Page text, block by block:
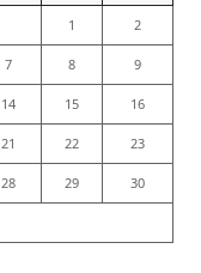
1
2
7 8 9
14 15 16
21 22 23
28 29 30